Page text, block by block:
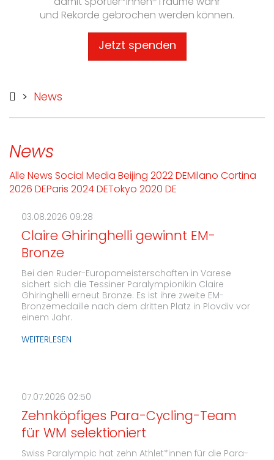
damit Sportler*innen-Träume wahr
und Rekorde gebrochen werden können.
Jetzt spenden
> News
News
Alle News Social Media Beijing 2022 DEMilano Cortina
2026 DEParis 2024 DE Tokyo 2020 DE
03.08.2026 09:28
Claire Ghiringhelli gewinnt EM-
Bronze
Bei den Ruder-Europameisterschaften in Varese
sichert sich die Tessiner Paralympionikin Claire
Ghiringhelli erneut Bronze. Es ist ihre zweite EM-
Bronzemedaille nach dem dritten Platz in Plovdiv vor
einem Jahr.
WEITERLESEN
07.07.2026 02:50
Zehnköpfiges Para-Cycling-Team
für WM selektioniert
Swiss Paralympic hat zehn Athlet*innen für die Para-